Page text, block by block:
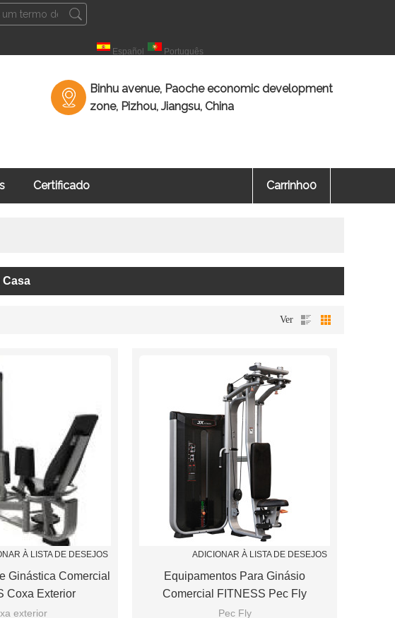
Português
Español Português
Binhu avenue, Paoche economic development
zone, Pizhou, Jiangsu, China
Certificado Carrinho0
Casa
Ver
À LISTA DE DESEJOS
Ginástica Comercial
Coxa Exterior
exterior
ADICIONAR À LISTA DE DESEJOS
Equipamentos Para Ginásio
Comercial FITNESS Pec Fly
Pec Fly